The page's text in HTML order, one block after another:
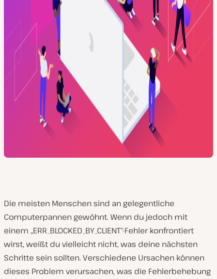
Die meisten Menschen sind an gelegentliche
Computerpannen gewöhnt. Wenn du jedoch mit
einem „ERR_BLOCKED_BY_CLIENT“-Fehler konfrontiert
wirst, weißt du vielleicht nicht, was deine nächsten
Schritte sein sollten. Verschiedene Ursachen können
dieses Problem verursachen, was die Fehlerbehebung